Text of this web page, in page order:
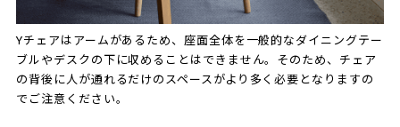
Yチェアはアームがあるため、座面全体を一般的なダイニングテー
ブルやデスクの下に収めることはできません。そのため、チェア
の背後に人が通れるだけのスペースがより多く必要となりますの
でご注意ください。